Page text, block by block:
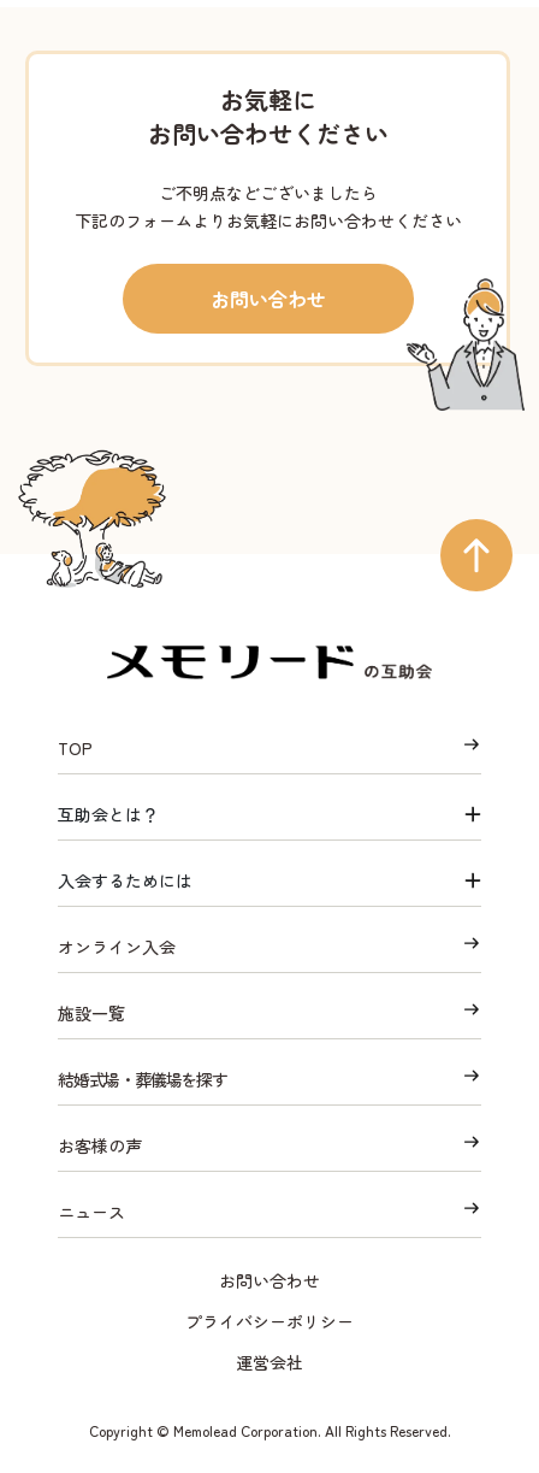
お気軽に
お問い合わせください
ご不明点などございましたら
下記のフォームよりお気軽にお問い合わせください
お問い合わせ
TOP
互助会とは？
入会するためには
オンライン入会
施設一覧
結婚式場・葬儀場を探す
お客様の声
ニュース
お問い合わせ
プライバシーポリシー
運営会社
Copyright © Memolead Corporation. All Rights Reserved.